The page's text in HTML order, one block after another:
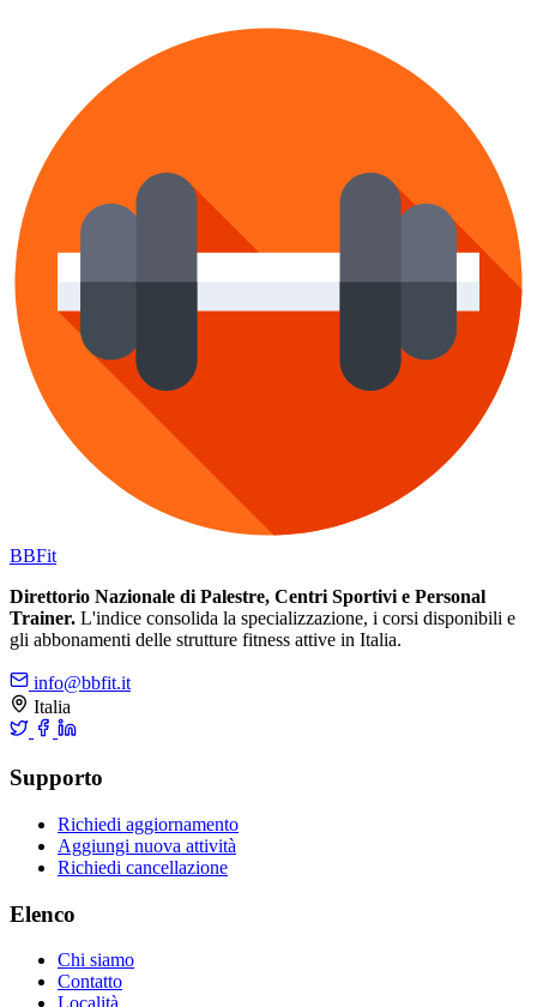
BBFit
Direttorio Nazionale di Palestre, Centri Sportivi e Personal
Trainer. L'indice consolida la specializzazione, i corsi disponibili e
gli abbonamenti delle strutture fitness attive in Italia.
info@bbfit.it
Italia
Supporto
Richiedi aggiornamento
Aggiungi nuova attività
Richiedi cancellazione
Elenco
Chi siamo
Contatto